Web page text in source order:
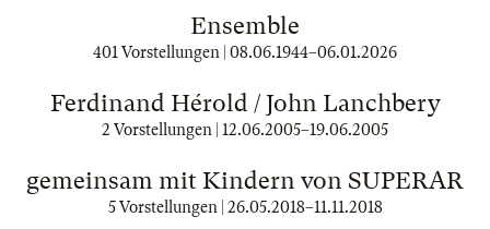
Ensemble
401 Vorstellungen | 08.06.1944–06.01.2026
Ferdinand Hérold / John Lanchbery
2 Vorstellungen | 12.06.2005–19.06.2005
gemeinsam mit Kindern von SUPERAR
5 Vorstellungen | 26.05.2018–11.11.2018